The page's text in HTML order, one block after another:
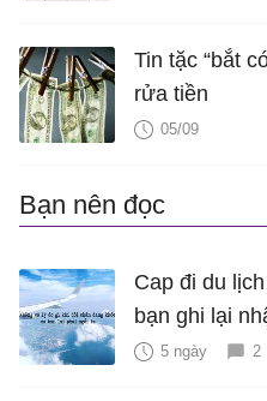
Tin tặc “bắt
rửa tiền
05/09
Bạn nên đọc
Cap đi du
bạn ghi lại
5 ngày 2